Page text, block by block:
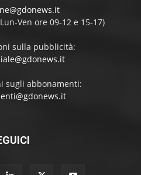
Ven ore 09-12 e 15-17)
sulla pubblicità:
sugli abbonamenti: